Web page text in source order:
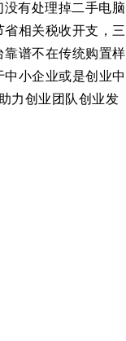
有处理掉二手电脑
相关税收开支，三
谱不在传统购置样
小企业或是创业中
力创业团队创业发